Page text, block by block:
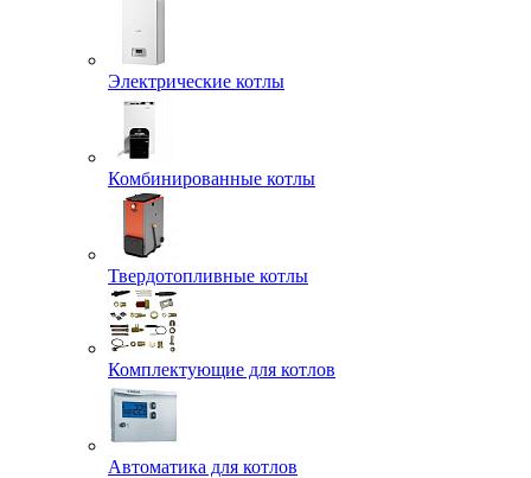
Электрические котлы
Комбинированные котлы
Твердотопливные котлы
Комплектующие для котлов
Автоматика для котлов